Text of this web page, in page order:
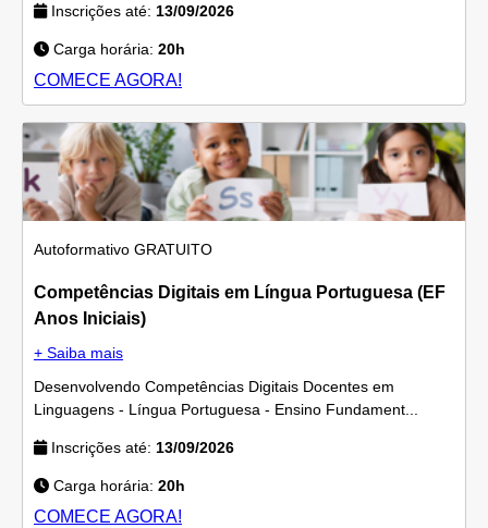
Inscrições até: 13/09/2026
Carga horária: 20h
COMECE AGORA!
Autoformativo GRATUITO
Competências Digitais em Língua Portuguesa (EF
Anos Iniciais)
+ Saiba mais
Desenvolvendo Competências Digitais Docentes em
Linguagens - Língua Portuguesa - Ensino Fundament...
Inscrições até: 13/09/2026
Carga horária: 20h
COMECE AGORA!